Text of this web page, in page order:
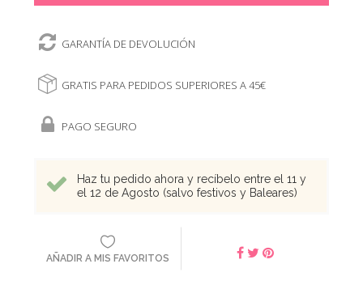
GARANTÍA DE DEVOLUCIÓN
GRATIS PARA PEDIDOS SUPERIORES A 45€
PAGO SEGURO
Haz tu pedido ahora y recíbelo entre el 11 y
el 12 de Agosto (salvo festivos y Baleares)
AÑADIR A MIS FAVORITOS